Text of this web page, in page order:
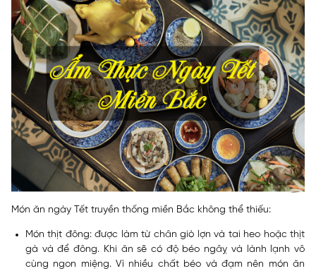
Món ăn ngày Tết truyền thống miền Bắc không thể thiếu:
Món thịt đông: được làm từ chân giò lợn và tai heo hoặc thịt
gà và để đông. Khi ăn sẽ có độ béo ngâỵ và lành lạnh vô
cùng ngon miệng. Vì nhiều chất béo và đạm nên món ăn